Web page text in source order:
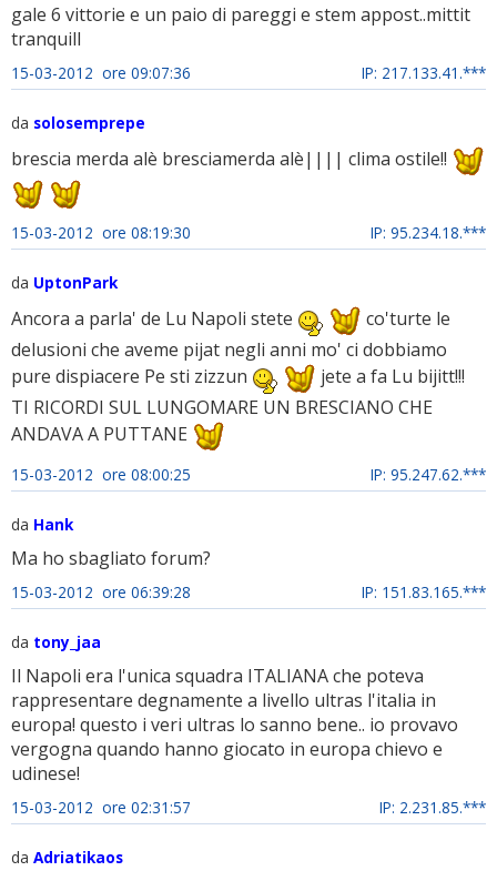
gale 6 vittorie e un paio di pareggi e stem appost..mittit
tranquill
15-03-2012 ore 09:07:36 IP: 217.133.41.***
da solosemprepe
brescia merda alè bresciamerda alè|||| clima ostile!!
15-03-2012 ore 08:19:30 IP: 95.234.18.***
da UptonPark
Ancora a parla' de Lu Napoli stete
co'turte le
delusioni che aveme pijat negli anni mo' ci dobbiamo
pure dispiacere Pe sti zizzun
jete a fa Lu bijitt!!!
TI RICORDI SUL LUNGOMARE UN BRESCIANO CHE
ANDAVA A PUTTANE
15-03-2012 ore 08:00:25 IP: 95.247.62.***
da Hank
Ma ho sbagliato forum?
15-03-2012 ore 06:39:28 IP: 151.83.165.***
da tony_jaa
Il Napoli era l'unica squadra ITALIANA che poteva
rappresentare degnamente a livello ultras l'italia in
europa! questo i veri ultras lo sanno bene.. io provavo
vergogna quando hanno giocato in europa chievo e
udinese!
15-03-2012 ore 02:31:57 IP: 2.231.85.***
da Adriatikaos